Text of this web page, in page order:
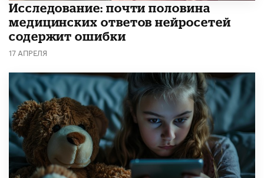
Исследование: почти половина
медицинских ответов нейросетей
содержит ошибки
17 АПРЕЛЯ